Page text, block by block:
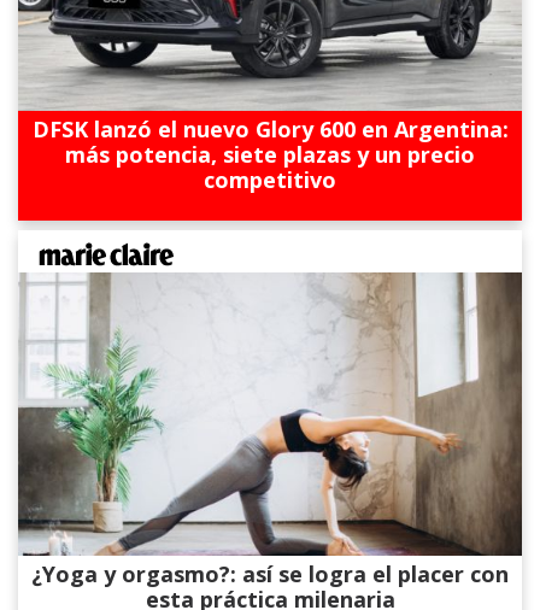
DFSK lanzó el nuevo Glory 600 en Argentina:
más potencia, siete plazas y un precio
competitivo
¿Yoga y orgasmo?: así se logra el placer con
esta práctica milenaria